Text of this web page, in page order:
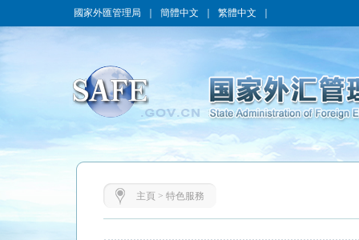
國家外匯管理局 簡體中文 繁體中文
主頁 > 特色服務